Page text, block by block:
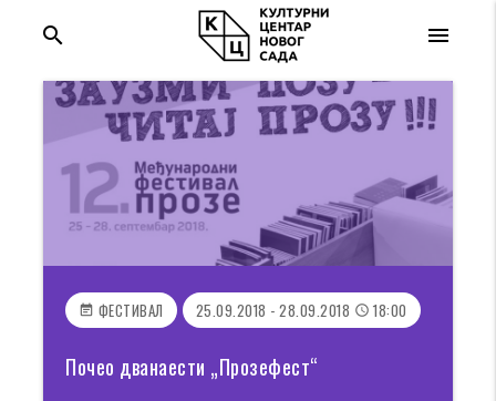
menu
search
event_note ФЕСТИВАЛ 25.09.2018 - 28.09.2018 access_time 18:00
Почео дванаести „Прозефест“